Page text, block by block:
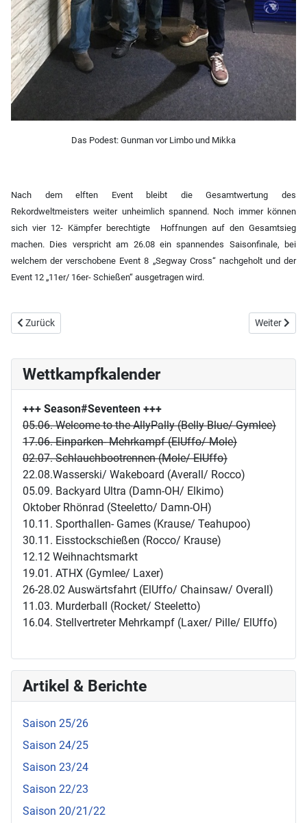
Das Podest: Gunman vor Limbo und Mikka
Nach dem elften Event bleibt die Gesamtwertung des
Rekordweltmeisters weiter unheimlich spannend. Noch immer können
sich vier 12- Kämpfer berechtigte Hoffnungen auf den Gesamtsieg
machen. Dies verspricht am 26.08 ein spannendes Saisonfinale, bei
welchem der verschobene Event 8 „Segway Cross“ nachgeholt und der
Event 12 „11er/ 16er- Schießen“ ausgetragen wird.
Vorheriger Beitrag: Laxer macht die Welt doppelt so grün
Zurück Nächster
Weiter
Wettkampfkalender
+++ Season#Seventeen +++
05.06. Welcome to the AllyPally (Belly Blue/ Gymlee)
17.06. Einparken- Mehrkampf (ElUffo/ Mole)
02.07. Schlauchbootrennen (Mole/ ElUffo)
22.08.Wasserski/ Wakeboard (Averall/ Rocco)
05.09. Backyard Ultra (Damn-OH/ Elkimo)
Oktober Rhönrad (Steeletto/ Damn-OH)
10.11. Sporthallen- Games (Krause/ Teahupoo)
30.11. Eisstockschießen (Rocco/ Krause)
12.12 Weihnachtsmarkt
19.01. ATHX (Gymlee/ Laxer)
26-28.02 Auswärtsfahrt (ElUffo/ Chainsaw/ Overall)
11.03. Murderball (Rocket/ Steeletto)
16.04. Stellvertreter Mehrkampf (Laxer/ Pille/ ElUffo)
Artikel & Berichte
Saison 25/26
Saison 24/25
Saison 23/24
Saison 22/23
Saison 20/21/22